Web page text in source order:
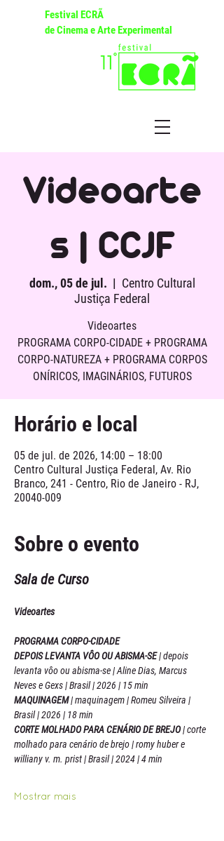
Festival ECRÃ
de Cinema e Arte Experimental
Videoarte
s | CCJF
dom., 05 de jul.
  |
Centro Cultural
Justiça Federal
Videoartes
PROGRAMA CORPO-CIDADE + PROGRAMA
CORPO-NATUREZA + PROGRAMA CORPOS
ONÍRICOS, IMAGINÁRIOS, FUTUROS
Horário e local
05 de jul. de 2026, 14:00 – 18:00
Centro Cultural Justiça Federal, Av. Rio
Branco, 241 - Centro, Rio de Janeiro - RJ,
20040-009
Sobre o evento
Sala de Curso
Videoartes
PROGRAMA CORPO-CIDADE
DEPOIS LEVANTA VÔO OU ABISMA-SE | depois
levanta vôo ou abisma-se | Aline Dias, Marcus
Neves e Gexs | Brasil | 2026 | 15 min
MAQUINAGEM | maquinagem | Romeu Silveira |
Brasil | 2026 | 18 min
CORTE MOLHADO PARA CENÁRIO DE BREJO | corte
molhado para cenário de brejo | romy huber e
williany v. m. prist | Brasil | 2024 | 4 min
Mostrar mais